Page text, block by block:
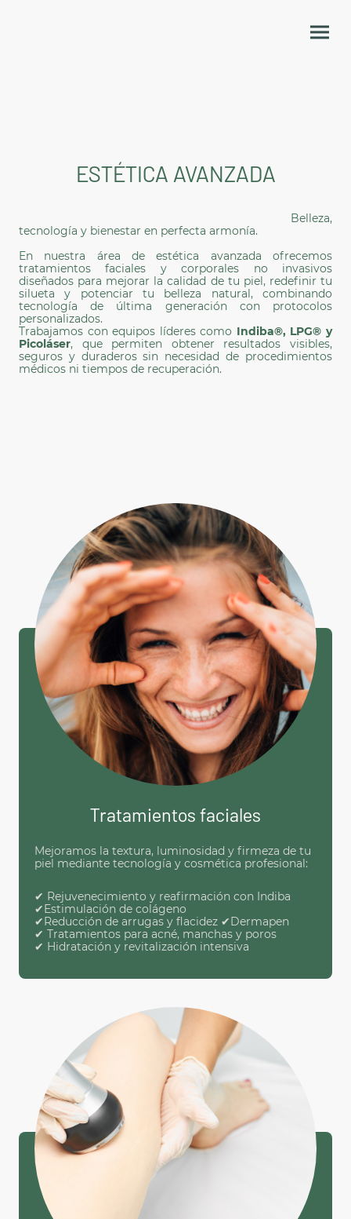
ESTÉTICA AVANZADA
Belleza,
tecnología y bienestar en perfecta armonía.
En nuestra área de estética avanzada ofrecemos
tratamientos faciales y corporales no invasivos
diseñados para mejorar la calidad de tu piel, redefinir tu
silueta y potenciar tu belleza natural, combinando
tecnología de última generación con protocolos
personalizados.
Trabajamos con equipos líderes como Indiba®, LPG® y
Picoláser, que permiten obtener resultados visibles,
seguros y duraderos sin necesidad de procedimientos
médicos ni tiempos de recuperación.
Tratamientos faciales
Mejoramos la textura, luminosidad y firmeza de tu
piel mediante tecnología y cosmética profesional:
✔ Rejuvenecimiento y reafirmación con Indiba
✔Estimulación de colágeno
✔Reducción de arrugas y flacidez ✔Dermapen
✔ Tratamientos para acné, manchas y poros
✔ Hidratación y revitalización intensiva